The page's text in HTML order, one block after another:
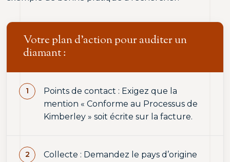
Votre plan d’action pour auditer un
diamant :
Points de contact : Exigez que la
mention « Conforme au Processus de
Kimberley » soit écrite sur la facture.
Collecte : Demandez le pays d’origine